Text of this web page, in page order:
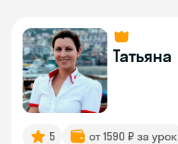
Татьяна
5
от 1590 ₽ за урок